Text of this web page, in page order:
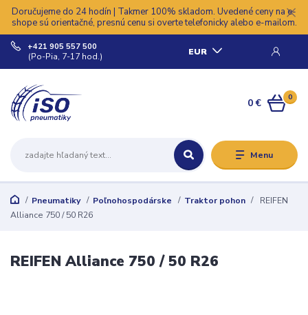
Doručujeme do 24 hodín | Takmer 100% skladom. Uvedené ceny na e-
shope sú orientačné, presnú cenu si overte telefonicky alebo e-mailom.
Menu
EUR
+421 905 557 500
(Po-Pia, 7-17 hod.)
0
0 €
Pneumatiky Poľnohospodárske Traktor pohon
REIFEN
Alliance 750 / 50 R26
REIFEN Alliance 750 / 50 R26